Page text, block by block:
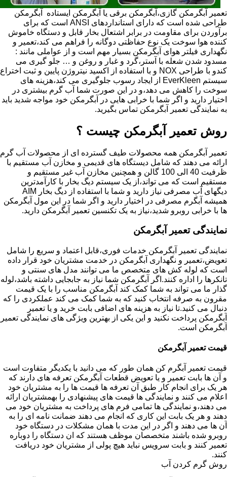
تعمیر آبگرمکن گازی،آبگرمکن برقی یا آبگرمکن ایستاده ​ آبگرمکن
طراحی شده است که دارای استانداردهای ANSI است که برای
برآوردن برای مقاومت در برابر اشتعال بخار قابل و دستگاه خاموش
کننده هوا سوخت یک نوع حفاظتی دوگانه را فراهم می کند،تعمیر و
نگهداری فیلتر هوای آبگرمکن بسیار مهم است و از عواملی مانند :
مسدود شدن شعله با آستر،گرد و غبار و روغن و … جلو گیری می
کندو با طراحی NOX و با استفاده از اکسید نیتروژن پایین و ثبت اختراع
سیستم EverKleen از ایجاد رسوب جلوگیری می کند،هزینه های
سوخت را کاهش می دهد،و در این صورت شما آب گرم بیشتری در
اختیار دارید و اگر شما با خرابی هایی در آبگرمکن خود مواجه شدید باید
به نمایندگی تعمیر آبگرمکن تماس بگیرید.
روش تعمیر آبگرمکن چیست ؟
تعمیر آبگرمکن همه محصولات طیف گسترده ای از محصولات آب گرم
ارائه می دهند که شامل دیستگاه های قدیمی و مخازن آب مستقیم با
ظرفیت 40 الی 100 گالن و همچنین مخازن آب غیر مستقیم و
مستقیم است که می تواند،از یک سیستم دیگ بخار با کارآمدترین
دیگهای آب مصرفی نیاز دارید و شما با استفاده از دیگ بخار AIM
همیشه آبگرم مصرفی در اختیار دارید و اگر شما در این مول آبگرمکن
ها با خرابی روبرو شدید،نیاز به یک تکنسین تعمیر آبگرمکن دارید.
نمایندگی تعمیر آبگرمکن
نمایندگی تعمیر آبگرمکن خدمات فوری،قابل اعتماد و سریع را شامل
تعویض،تعمیر و نگهداری آبگرمکن در خدمت مشتریان خود قرار داده
است که لوله کش های متخصص ما می توانند مدل های سنتی و
تانکرها را اداره کنند.اگر آبگرمکن شما نیاز به جابجایی داشته باشد،لوله
گذار ما می تواند به شما کمک کند آبگرمکن مناسب را با یک قیمت
مقرون به صرفه انتخاب کنید که به شما کمک می کند عملکردی را که
دنبال می کنید.تا نیاز به هزینه های اضافی بابت خرید و یا تعمیر
آبگرمکن پرداخت نکنید و این یکی از بهترین ویژگی های نمایندگی تعمیر
آبگرمکن است.
قیمت تعمیر آبگرمکن
قیمت تعمیر آبگرم کن همان طور که می دانید با یکدیگر متفاوت است
و آن ها بابت تعمیر و یا تعویض قطعات آبگرمکن تعرفه های دارند که
هر یک برای انجام کار طبق آن تعرفه ها قیمت ها را به مشتریان خود
اعلام می کنند و نمایندگی ها قیمت های پیشنهادی را بهمشتریان ارائه
می دهند،و نمایندگی ها تمامی فرم های پرداخت به مشتریان خود می
دهند و هر یک بابت این کاری که انجام می دهند ضمانت نامه ای را به
آن ها می دهند و اگر در این مدت با همان مشکلات در دستگاه خود
روبرو شده باشند متخصصان موظف هستند که ان دستگاه را دوباره
تعمیر کنند و بابت سرویس نباید هیچ پولی از مشتریان خود دریافت
کنند.
روش گرم کردن آب